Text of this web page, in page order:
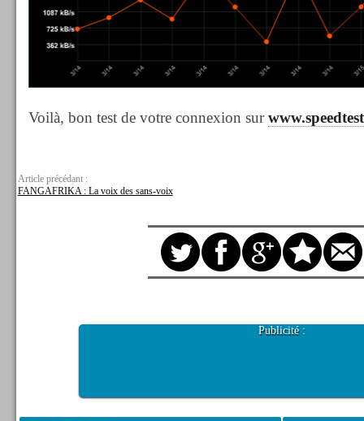
Voilà, bon test de votre connexion sur
Article précédant :
FANGAFRIKA : La voix des sans-voix
Publicité :